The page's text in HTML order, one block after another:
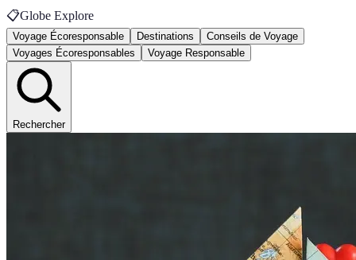
📋Globe Explore
Voyage Écoresponsable Destinations
Conseils de Voyage
Voyages Écoresponsables
Voyage Responsable
Rechercher